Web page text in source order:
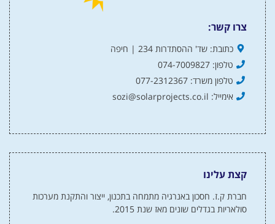
צרו קשר:
כתובת: שד' ההסתדרות 234 | חיפה
טלפון: 074-7009827
טלפון משרד: 077-2312367
אימייל: sozi@solarprojects.co.il
קצת עלינו
חברת ק.ז. חסכון באנרגיה מתמחה בתכנון, ייצור והתקנת מערכות
סולאריות בגדלים שונים מאז שנת 2015.